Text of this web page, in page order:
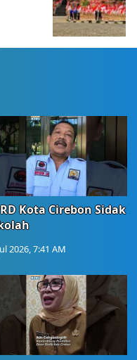
Kota Cirebon Sidak
2026, 7:41 AM